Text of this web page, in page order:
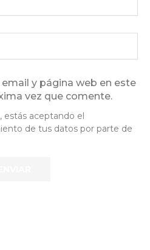
y página web en este
vez que comente.
estás aceptando el
de tus datos por parte de